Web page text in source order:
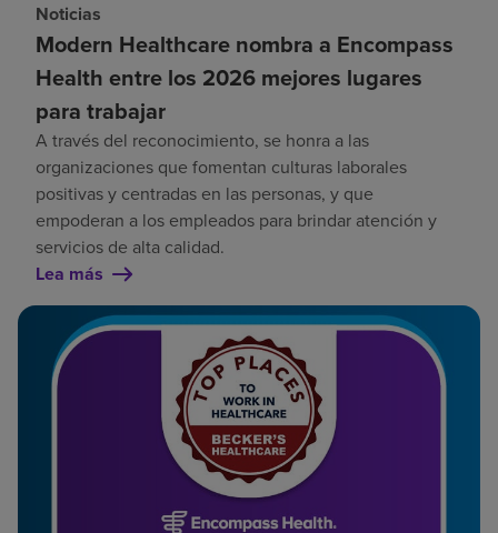
Noticias
Modern Healthcare nombra a Encompass
Health entre los 2026 mejores lugares
para trabajar
A través del reconocimiento, se honra a las
organizaciones que fomentan culturas laborales
positivas y centradas en las personas, y que
empoderan a los empleados para brindar atención y
servicios de alta calidad.
Lea más